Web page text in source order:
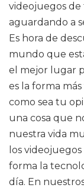
videojuegos de
aguardando a
Es hora de
mundo que
el mejor lugar
es la forma
como sea tu
una cosa que
nuestra vida
los
forma la
día. En